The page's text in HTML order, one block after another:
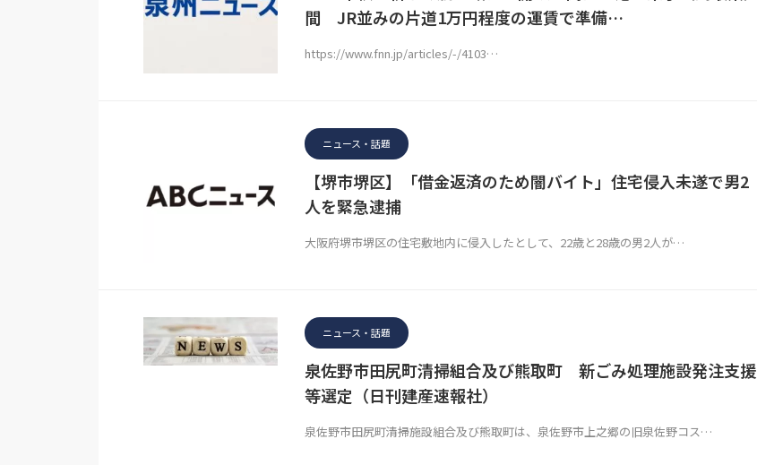
間 JR並みの片道1万円程度の運賃で準備…
https://www.fnn.jp/articles/-/4103…
ニュース・話題
【堺市堺区】「借金返済のため闇バイト」住宅侵入未遂で男2
人を緊急逮捕
大阪府堺市堺区の住宅敷地内に侵入したとして、22歳と28歳の男2人が…
ニュース・話題
泉佐野市田尻町清掃組合及び熊取町 新ごみ処理施設発注支援
等選定（日刊建産速報社）
泉佐野市田尻町清掃施設組合及び熊取町は、泉佐野市上之郷の旧泉佐野コス…